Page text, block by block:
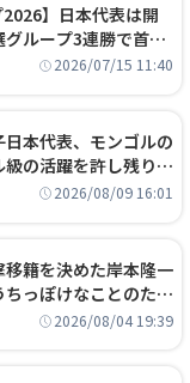
2026】日本代表は開
ループ3連勝で首位
プトに決定
2026/07/15 11:40
本代表、モンゴルの
の活躍を許し残り
2026/08/09 16:01
籍を決めた岸本隆一
っぽけなことのため
」
2026/08/04 19:39